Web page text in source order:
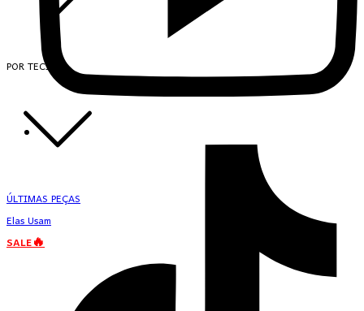
POR TECIDO
ÚLTIMAS PEÇAS
Elas Usam
SALE🔥